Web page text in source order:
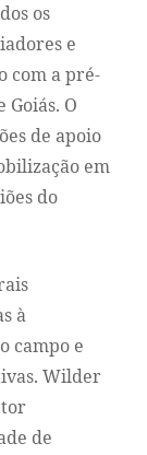
os
e
com a pré-
O
de apoio
em
do
à
campo e
Wilder
de